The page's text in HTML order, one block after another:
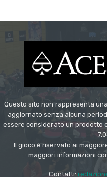
Questo sito non rappresenta
aggiornato senza alcuna
essere considerato un prodotto
Il gioco è riservato ai
maggiori informazioni
Contatti: